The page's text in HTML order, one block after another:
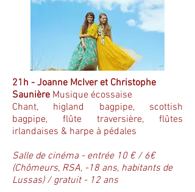
21h - Joanne McIver et Christophe
Saunière Musique écossaise
Chant, higland bagpipe, scottish
bagpipe, flûte traversière, flûtes
irlandaises & harpe à pédales
Salle de cinéma - entrée 10 € / 6€
(Chômeurs, RSA, -18 ans, habitants de
Lussas) / gratuit - 12 ans